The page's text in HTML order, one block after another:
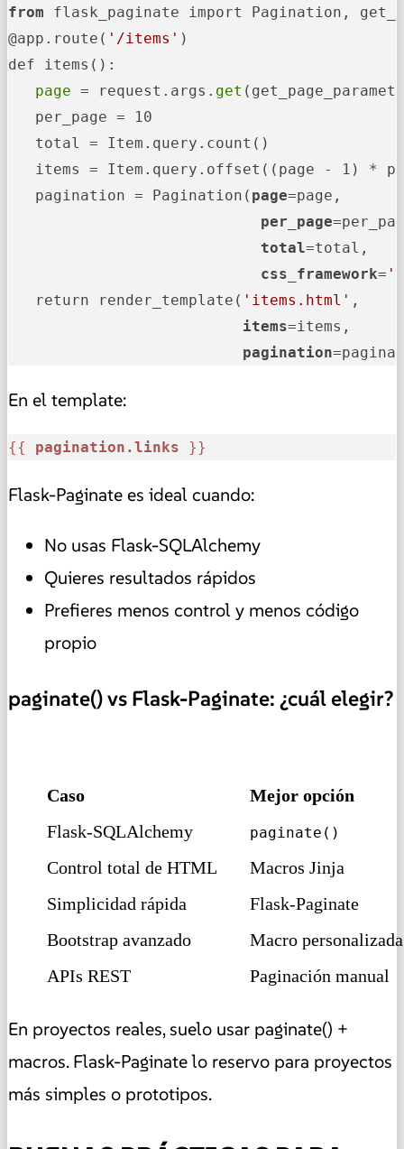
from flask_paginate import Pagination,
@app.route( '/items' )
def items():
page = request.args. get
   per_page = 10
   total = Item.query.count()
items = Item.query.offset((page - 1) *
   pagination = Pagination(
page=page,
per_page
total=total,
css_framework=
   return render_template(
'items.html' ,
items=items,
pagination
En el template:
{{ pagination.links }}
Flask-Paginate es ideal cuando:
No usas Flask-SQLAlchemy
Quieres resultados rápidos
Prefieres menos control y menos código
propio
paginate() vs Flask-Paginate: ¿cuál elegir?
Caso
Mejor opción
Flask-SQLAlchemy
paginate()
Control total de HTML
Macros Jinja
Simplicidad rápida
Flask-Paginate
Bootstrap avanzado
Macro personalizada
APIs REST
Paginación manual
En proyectos reales, suelo usar paginate() +
macros. Flask-Paginate lo reservo para proyectos
más simples o prototipos.